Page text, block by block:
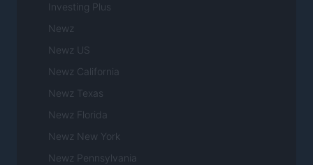
Investing Plus
Newz
Newz US
Newz California
Newz Texas
Newz Florida
Newz New York
Newz Pennsylvania